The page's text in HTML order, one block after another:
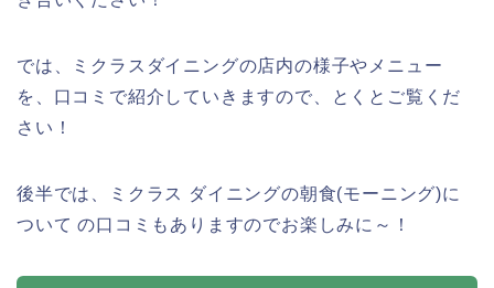
では、ミクラスダイニングの店内の様子やメニュー
を、口コミで紹介していきますので、とくとご覧くだ
さい！
後半では、ミクラス ダイニングの朝食(モーニング)に
ついて の口コミもありますのでお楽しみに～！